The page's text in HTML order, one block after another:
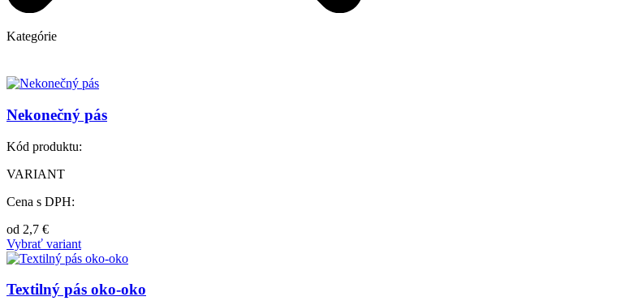
Kategórie
Nekonečný pás
Kód produktu:
VARIANT
Cena s DPH:
od 2,7 €
Vybrať variant
Textilný pás oko-oko